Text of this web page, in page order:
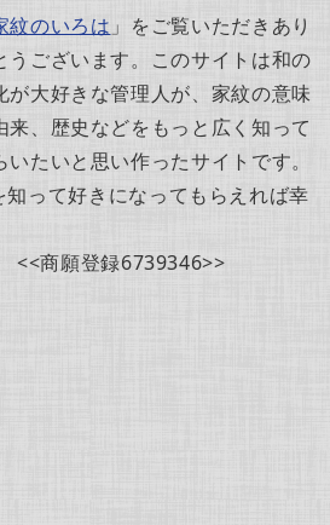
紋のいろは 」をご覧いただきあり
うございます。このサイトは和の
が大好きな管理人が、家紋の意味
来、歴史などをもっと広く知って
いたいと思い作ったサイトです。
って好きになってもらえれば幸
<<商願登録6739346>>